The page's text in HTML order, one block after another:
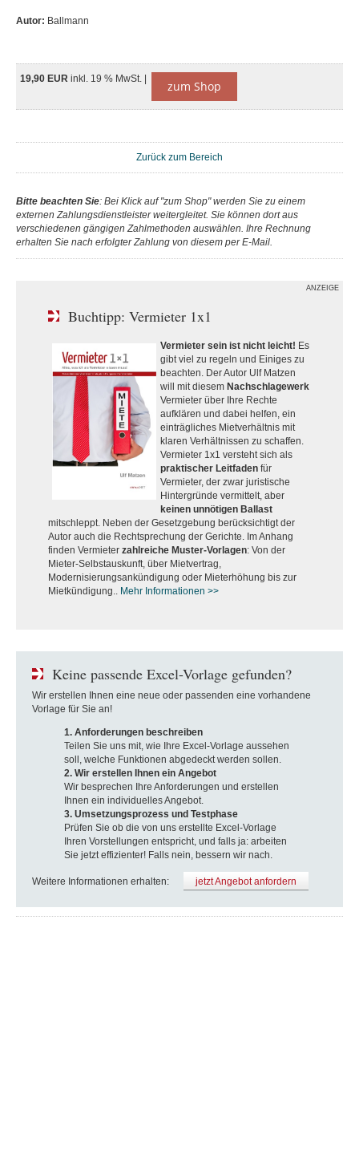
Autor: Ballmann
19,90 EUR inkl. 19 % MwSt. | zum Shop
Zurück zum Bereich
Bitte beachten Sie: Bei Klick auf "zum Shop" werden Sie zu einem
externen Zahlungsdienstleister weitergleitet. Sie können dort aus
verschiedenen gängigen Zahlmethoden auswählen. Ihre Rechnung
erhalten Sie nach erfolgter Zahlung von diesem per E-Mail.
ANZEIGE
Buchtipp: Vermieter 1x1
Vermieter sein ist nicht leicht! Es
gibt viel zu regeln und Einiges zu
beachten. Der Autor Ulf Matzen
will mit diesem Nachschlagewerk
Vermieter über Ihre Rechte
aufklären und dabei helfen, ein
einträgliches Mietverhältnis mit
klaren Verhältnissen zu schaffen.
Vermieter 1x1 versteht sich als
praktischer Leitfaden für
Vermieter, der zwar juristische
Hintergründe vermittelt, aber
keinen unnötigen Ballast
mitschleppt. Neben der Gesetzgebung berücksichtigt der
Autor auch die Rechtsprechung der Gerichte. Im Anhang
finden Vermieter zahlreiche Muster-Vorlagen: Von der
Mieter-Selbstauskunft, über Mietvertrag,
Modernisierungsankündigung oder Mieterhöhung bis zur
Mietkündigung.. Mehr Informationen >>
Keine passende Excel-Vorlage gefunden?
Wir erstellen Ihnen eine neue oder passenden eine vorhandene
Vorlage für Sie an!
1. Anforderungen beschreiben
Teilen Sie uns mit, wie Ihre Excel-Vorlage aussehen
soll, welche Funktionen abgedeckt werden sollen.
2. Wir erstellen Ihnen ein Angebot
Wir besprechen Ihre Anforderungen und erstellen
Ihnen ein individuelles Angebot.
3. Umsetzungsprozess und Testphase
Prüfen Sie ob die von uns erstellte Excel-Vorlage
Ihren Vorstellungen entspricht, und falls ja: arbeiten
Sie jetzt effizienter! Falls nein, bessern wir nach.
Weitere Informationen erhalten: jetzt Angebot anfordern